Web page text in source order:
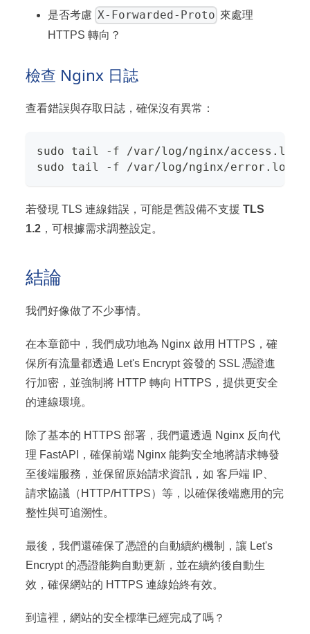
是否考慮 X-Forwarded-Proto 來處理
HTTPS 轉向？
檢查 Nginx 日誌
查看錯誤與存取日誌，確保沒有異常：
sudo tail -f /var/log/nginx/access.log
sudo tail -f /var/log/nginx/error.log
若發現 TLS 連線錯誤，可能是舊設備不支援TLS
1.2 ，可根據需求調整設定。
結論
我們好像做了不少事情。
在本章節中，我們成功地為 Nginx 啟用 HTTPS，確
保所有流量都透過 Let's Encrypt 簽發的 SSL 憑證進
行加密，並強制將 HTTP 轉向 HTTPS，提供更安全
的連線環境。
除了基本的 HTTPS 部署，我們還透過 Nginx 反向代
理 FastAPI，確保前端 Nginx 能夠安全地將請求轉發
至後端服務，並保留原始請求資訊，如 客戶端 IP、
請求協議（HTTP/HTTPS）等，以確保後端應用的完
整性與可追溯性。
最後，我們還確保了憑證的自動續約機制，讓 Let's
Encrypt 的憑證能夠自動更新，並在續約後自動生
效，確保網站的 HTTPS 連線始終有效。
到這裡，網站的安全標準已經完成了嗎？